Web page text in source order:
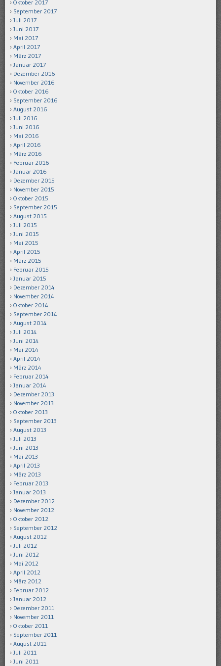
Oktober 2017
September 2017
Juli 2017
Juni 2017
Mai 2017
April 2017
März 2017
Januar 2017
Dezember 2016
November 2016
Oktober 2016
September 2016
August 2016
Juli 2016
Juni 2016
Mai 2016
April 2016
März 2016
Februar 2016
Januar 2016
Dezember 2015
November 2015
Oktober 2015
September 2015
August 2015
Juli 2015
Juni 2015
Mai 2015
April 2015
März 2015
Februar 2015
Januar 2015
Dezember 2014
November 2014
Oktober 2014
September 2014
August 2014
Juli 2014
Juni 2014
Mai 2014
April 2014
März 2014
Februar 2014
Januar 2014
Dezember 2013
November 2013
Oktober 2013
September 2013
August 2013
Juli 2013
Juni 2013
Mai 2013
April 2013
März 2013
Februar 2013
Januar 2013
Dezember 2012
November 2012
Oktober 2012
September 2012
August 2012
Juli 2012
Juni 2012
Mai 2012
April 2012
März 2012
Februar 2012
Januar 2012
Dezember 2011
November 2011
Oktober 2011
September 2011
August 2011
Juli 2011
Juni 2011